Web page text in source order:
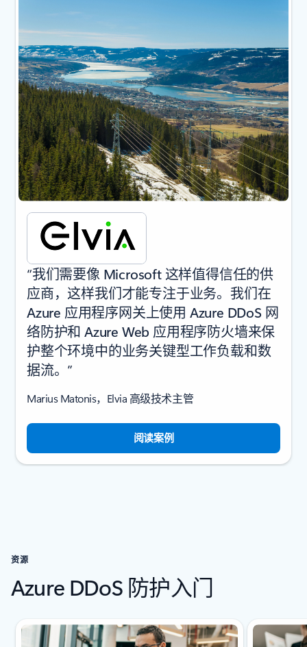
“我们需要像 Microsoft 这样值得信任的供
应商，这样我们才能专注于业务。我们在
Azure 应用程序网关上使用 Azure DDoS 网
络防护和 Azure Web 应用程序防火墙来保
护整个环境中的业务关键型工作负载和数
据流。”
Marius Matonis，Elvia 高级技术主管
阅读案例
资源
Azure DDoS 防护入门
正在显示幻灯片 1/5